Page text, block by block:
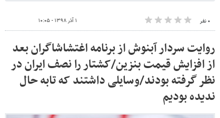
۰ نفر ۱ آذر ۱۳۹۸ - ۱۰:۰۵
روایت سردار آبنوش از برنامه اغتشاشاگران بعد
از افزایش قیمت بنزین/کشتار را نصف ایران در
نظر گرفته بودند/وسایلی داشتند که تابه حال
ندیده بودیم